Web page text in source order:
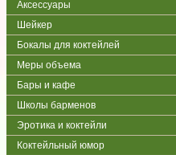
Аксессуары
Шейкер
Бокалы для коктейлей
Меры объема
Бары и кафе
Школы барменов
Эротика и коктейли
Коктейльный юмор